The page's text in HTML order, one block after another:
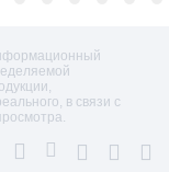
в связи с